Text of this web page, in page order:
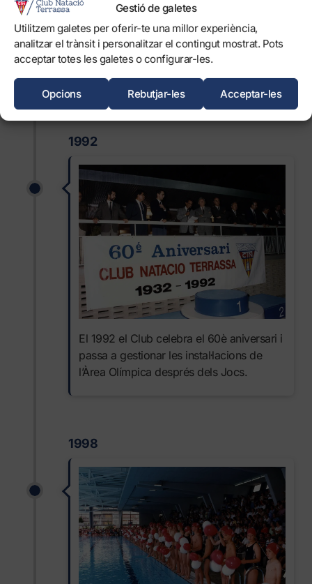
Gestió de galetes
Utilitzem galetes per oferir-te una millor experiència,
analitzar el trànsit i personalitzar el contingut mostrat. Pots
acceptar totes les galetes o configurar-les.
Acceptar-les
Rebutjar-les
Opcions
L’any 1987 finalitza la construcció de la
nova piscina coberta.
1992
El 1992 el Club celebra el 60è aniversari i
passa a gestionar les instal·lacions de
l’Àrea Olímpica després dels Jocs.
1998